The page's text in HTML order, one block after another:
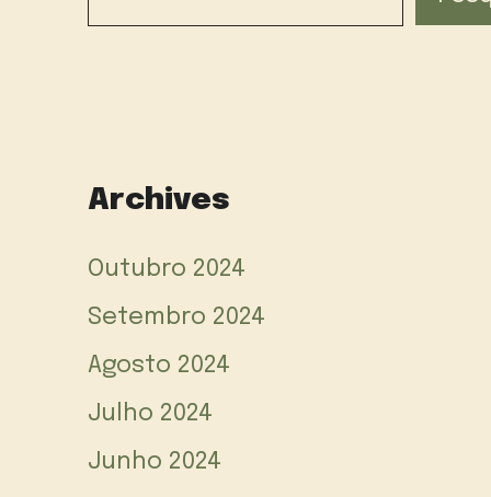
Archives
Outubro 2024
Setembro 2024
Agosto 2024
Julho 2024
Junho 2024